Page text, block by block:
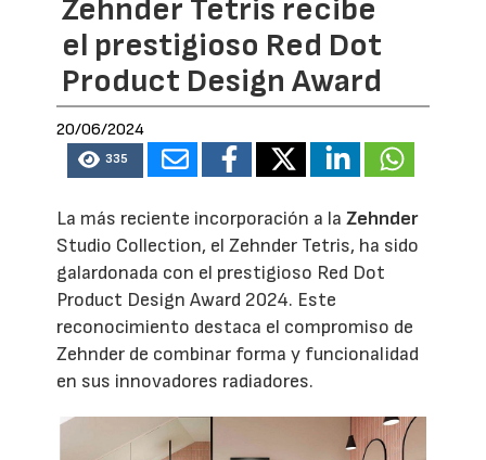
Zehnder Tetris recibe
el prestigioso Red Dot
Product Design Award
20/06/2024
335
La más reciente incorporación a laZehnder
Studio Collection, el Zehnder Tetris, ha sido
galardonada con el prestigioso Red Dot
Product Design Award 2024. Este
reconocimiento destaca el compromiso de
Zehnder de combinar forma y funcionalidad
en sus innovadores radiadores.